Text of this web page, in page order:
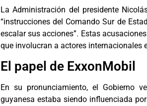
La Administración del presidente
“instrucciones del Comando Sur de
escalar sus acciones”. Estas
que involucran a actores internacionales
El papel de ExxonMobil
En su pronunciamiento, el Gobierno
guyanesa estaba siendo influenciada